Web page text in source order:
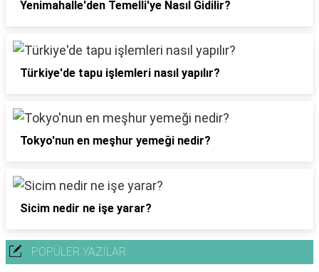
Yenimahalle'den Temelli'ye Nasıl Gidilir?
Türkiye'de tapu işlemleri nasıl yapılır?
Tokyo'nun en meşhur yemeği nedir?
Sicim nedir ne işe yarar?
POPÜLER YAZILAR